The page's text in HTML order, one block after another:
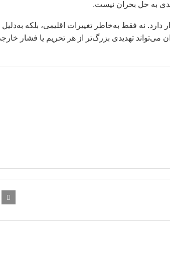
به حل بحران نیست.
نه فقط به‌خاطر تغییرات اقلیمی، بلکه به‌دلیل
می‌تواند تهدیدی بزرگ‌تر از هر تحریم یا فشار